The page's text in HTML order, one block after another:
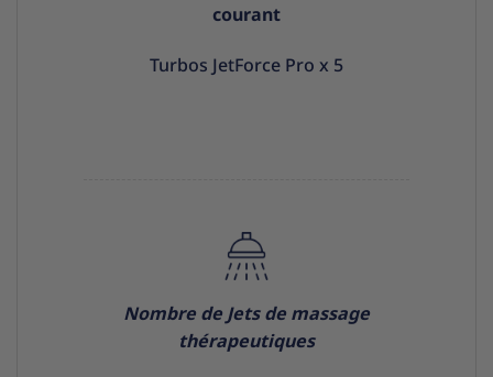
courant
Turbos JetForce Pro x 5
Nombre de Jets de massage
thérapeutiques